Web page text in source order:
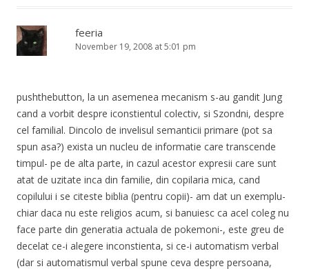
feeria
November 19, 2008 at 5:01 pm
pushthebutton, la un asemenea mecanism s-au gandit Jung
cand a vorbit despre iconstientul colectiv, si Szondni, despre
cel familial. Dincolo de invelisul semanticii primare (pot sa
spun asa?) exista un nucleu de informatie care transcende
timpul- pe de alta parte, in cazul acestor expresii care sunt
atat de uzitate inca din familie, din copilaria mica, cand
copilului i se citeste biblia (pentru copii)- am dat un exemplu-
chiar daca nu este religios acum, si banuiesc ca acel coleg nu
face parte din generatia actuala de pokemoni-, este greu de
decelat ce-i alegere inconstienta, si ce-i automatism verbal
(dar si automatismul verbal spune ceva despre persoana,